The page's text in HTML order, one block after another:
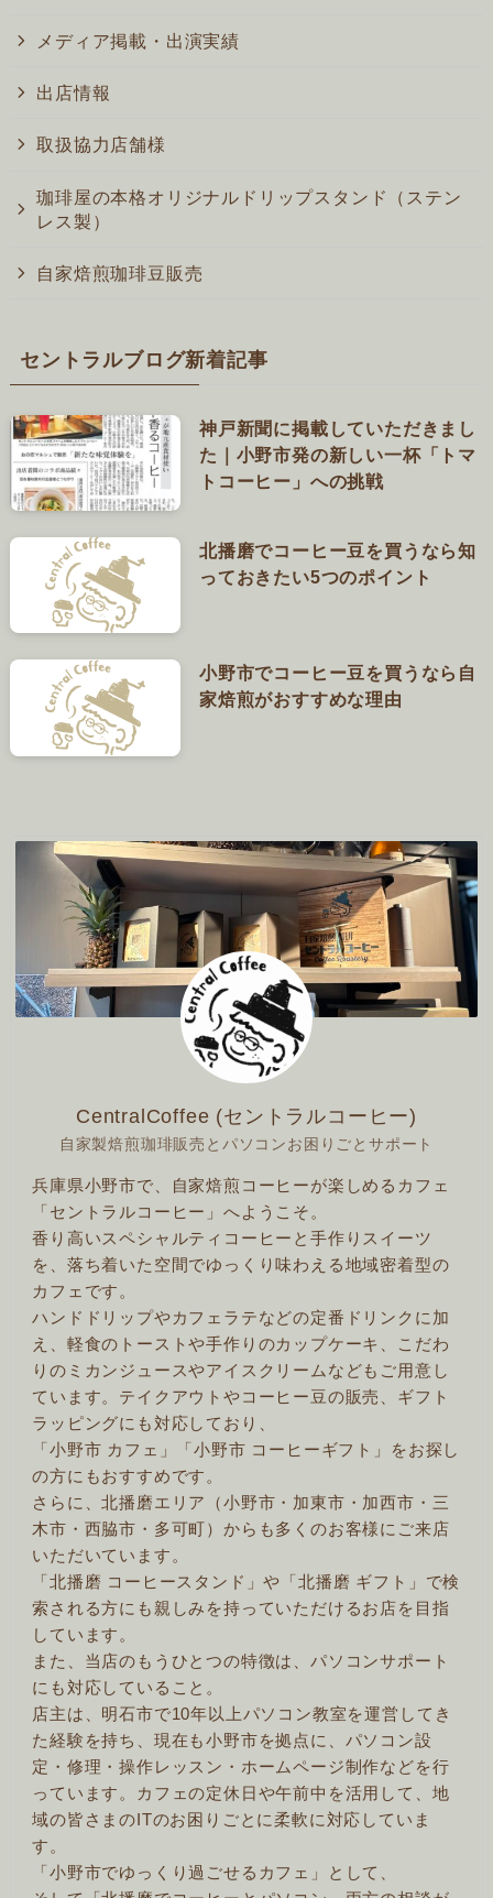
メディア掲載・出演実績
出店情報
取扱協力店舗様
珈琲屋の本格オリジナルドリップスタンド（ステン
レス製）
自家焙煎珈琲豆販売
セントラルブログ新着記事
神戸新聞に掲載していただきまし
た｜小野市発の新しい一杯「トマ
トコーヒー」への挑戦
北播磨でコーヒー豆を買うなら知
っておきたい5つのポイント
小野市でコーヒー豆を買うなら自
家焙煎がおすすめな理由
CentralCoffee (セントラルコーヒー)
自家製焙煎珈琲販売とパソコンお困りごとサポート
兵庫県小野市で、自家焙煎コーヒーが楽しめるカフェ
「セントラルコーヒー」へようこそ。
香り高いスペシャルティコーヒーと手作りスイーツ
を、落ち着いた空間でゆっくり味わえる地域密着型の
カフェです。
ハンドドリップやカフェラテなどの定番ドリンクに加
え、軽食のトーストや手作りのカップケーキ、こだわ
りのミカンジュースやアイスクリームなどもご用意し
ています。テイクアウトやコーヒー豆の販売、ギフト
ラッピングにも対応しており、
「小野市 カフェ」「小野市 コーヒーギフト」をお探し
の方にもおすすめです。
さらに、北播磨エリア（小野市・加東市・加西市・三
木市・西脇市・多可町）からも多くのお客様にご来店
いただいています。
「北播磨 コーヒースタンド」や「北播磨 ギフト」で検
索される方にも親しみを持っていただけるお店を目指
しています。
また、当店のもうひとつの特徴は、パソコンサポート
にも対応していること。
店主は、明石市で10年以上パソコン教室を運営してき
た経験を持ち、現在も小野市を拠点に、パソコン設
定・修理・操作レッスン・ホームページ制作などを行
っています。カフェの定休日や午前中を活用して、地
域の皆さまのITのお困りごとに柔軟に対応していま
す。
「小野市でゆっくり過ごせるカフェ」として、